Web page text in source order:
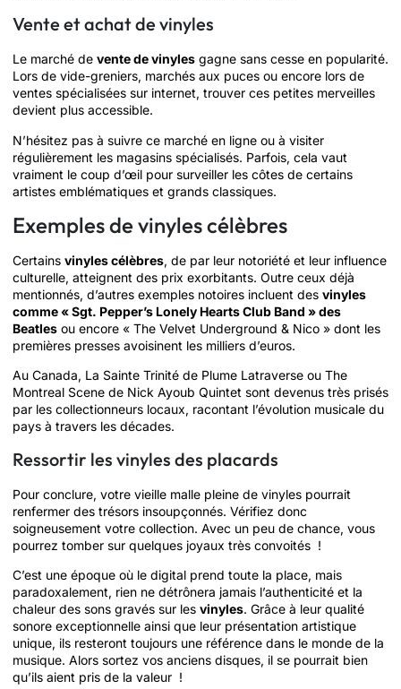
Vente et achat de vinyles
Le marché de vente de vinyles gagne sans cesse en popularité.
Lors de vide-greniers, marchés aux puces ou encore lors de
ventes spécialisées sur internet, trouver ces petites merveilles
devient plus accessible.
N’hésitez pas à suivre ce marché en ligne ou à visiter
régulièrement les magasins spécialisés. Parfois, cela vaut
vraiment le coup d’œil pour surveiller les côtes de certains
artistes emblématiques et grands classiques.
Exemples de vinyles célèbres
Certains vinyles célèbres, de par leur notoriété et leur influence
culturelle, atteignent des prix exorbitants. Outre ceux déjà
mentionnés, d’autres exemples notoires incluent des vinyles
comme « Sgt. Pepper’s Lonely Hearts Club Band » des
Beatles ou encore « The Velvet Underground & Nico » dont les
premières presses avoisinent les milliers d’euros.
Au Canada, La Sainte Trinité de Plume Latraverse ou The
Montreal Scene de Nick Ayoub Quintet sont devenus très prisés
par les collectionneurs locaux, racontant l’évolution musicale du
pays à travers les décades.
Ressortir les vinyles des placards
Pour conclure, votre vieille malle pleine de vinyles pourrait
renfermer des trésors insoupçonnés. Vérifiez donc
soigneusement votre collection. Avec un peu de chance, vous
pourrez tomber sur quelques joyaux très convoités !
C’est une époque où le digital prend toute la place, mais
paradoxalement, rien ne détrônera jamais l’authenticité et la
chaleur des sons gravés sur les vinyles. Grâce à leur qualité
sonore exceptionnelle ainsi que leur présentation artistique
unique, ils resteront toujours une référence dans le monde de la
musique. Alors sortez vos anciens disques, il se pourrait bien
qu’ils aient pris de la valeur !